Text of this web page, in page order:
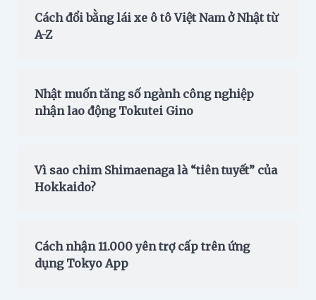
Cách đổi bằng lái xe ô tô Việt Nam ở Nhật từ
A-Z
Nhật muốn tăng số ngành công nghiệp
nhận lao động Tokutei Gino
Vì sao chim Shimaenaga là “tiên tuyết” của
Hokkaido?
Cách nhận 11.000 yên trợ cấp trên ứng
dụng Tokyo App